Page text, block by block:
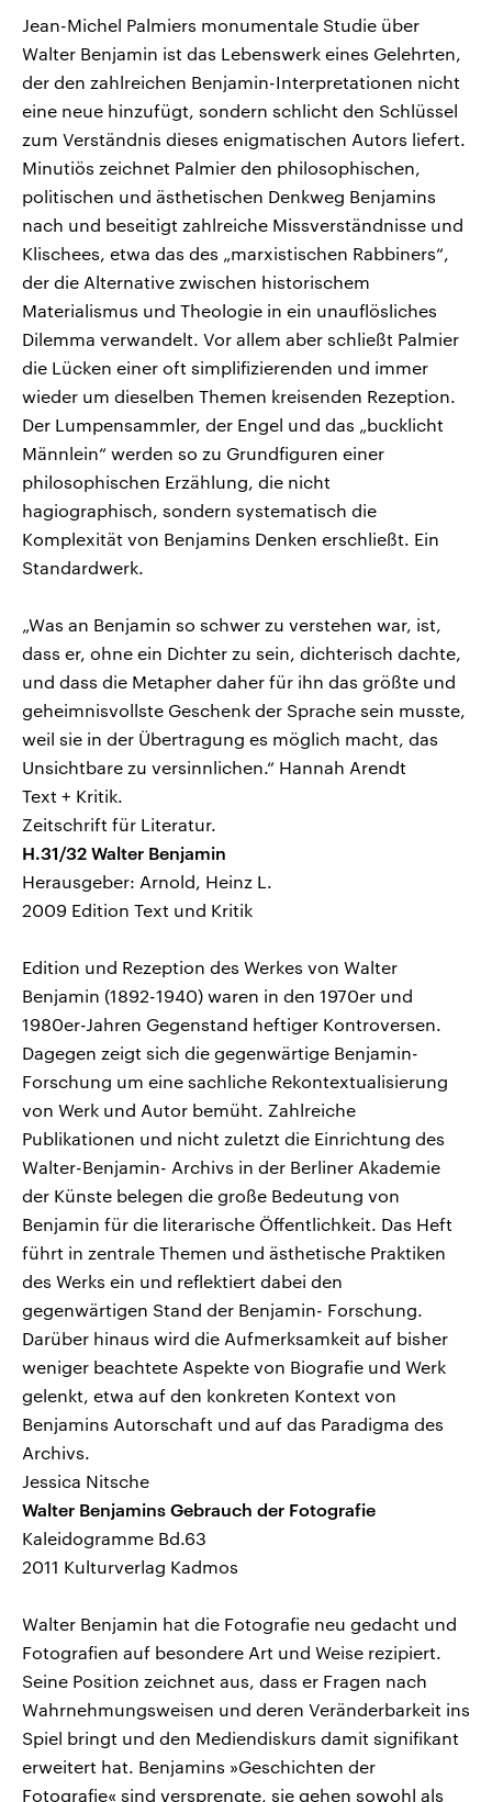
Jean-Michel Palmiers monumentale Studie über
Walter Benjamin ist das Lebenswerk eines Gelehrten,
der den zahlreichen Benjamin-Interpretationen nicht
eine neue hinzufügt, sondern schlicht den Schlüssel
zum Verständnis dieses enigmatischen Autors liefert.
Minutiös zeichnet Palmier den philosophischen,
politischen und ästhetischen Denkweg Benjamins
nach und beseitigt zahlreiche Missverständnisse und
Klischees, etwa das des „marxistischen Rabbiners“,
der die Alternative zwischen historischem
Materialismus und Theologie in ein unauflösliches
Dilemma verwandelt. Vor allem aber schließt Palmier
die Lücken einer oft simplifizierenden und immer
wieder um dieselben Themen kreisenden Rezeption.
Der Lumpensammler, der Engel und das „bucklicht
Männlein“ werden so zu Grundfiguren einer
philosophischen Erzählung, die nicht
hagiographisch, sondern systematisch die
Komplexität von Benjamins Denken erschließt. Ein
Standardwerk.
„Was an Benjamin so schwer zu verstehen war, ist,
dass er, ohne ein Dichter zu sein, dichterisch dachte,
und dass die Metapher daher für ihn das größte und
geheimnisvollste Geschenk der Sprache sein musste,
weil sie in der Übertragung es möglich macht, das
Unsichtbare zu versinnlichen.“ Hannah Arendt
Text + Kritik.
Zeitschrift für Literatur.
H.31/32 Walter Benjamin
Herausgeber: Arnold, Heinz L.
2009 Edition Text und Kritik
Edition und Rezeption des Werkes von Walter
Benjamin (1892-1940) waren in den 1970er und
1980er-Jahren Gegenstand heftiger Kontroversen.
Dagegen zeigt sich die gegenwärtige Benjamin-
Forschung um eine sachliche Rekontextualisierung
von Werk und Autor bemüht. Zahlreiche
Publikationen und nicht zuletzt die Einrichtung des
Walter-Benjamin- Archivs in der Berliner Akademie
der Künste belegen die große Bedeutung von
Benjamin für die literarische Öffentlichkeit. Das Heft
führt in zentrale Themen und ästhetische Praktiken
des Werks ein und reflektiert dabei den
gegenwärtigen Stand der Benjamin- Forschung.
Darüber hinaus wird die Aufmerksamkeit auf bisher
weniger beachtete Aspekte von Biografie und Werk
gelenkt, etwa auf den konkreten Kontext von
Benjamins Autorschaft und auf das Paradigma des
Archivs.
Jessica Nitsche
Walter Benjamins Gebrauch der Fotografie
Kaleidogramme Bd.63
2011 Kulturverlag Kadmos
Walter Benjamin hat die Fotografie neu gedacht und
Fotografien auf besondere Art und Weise rezipiert.
Seine Position zeichnet aus, dass er Fragen nach
Wahrnehmungsweisen und deren Veränderbarkeit ins
Spiel bringt und den Mediendiskurs damit signifikant
erweitert hat. Benjamins »Geschichten der
Fotografie« sind versprengte, sie gehen sowohl als